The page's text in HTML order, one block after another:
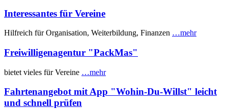
Interessantes für Vereine
Hilfreich für Organisation, Weiterbildung, Finanzen …mehr
Freiwilligenagentur "PackMas"
bietet vieles für Vereine …mehr
Fahrtenangebot mit App "Wohin-Du-Willst" leicht
und schnell prüfen